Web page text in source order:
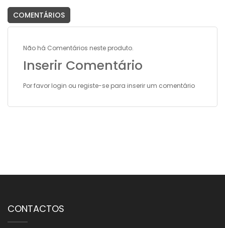
COMENTÁRIOS
Não há Comentários neste produto.
Inserir Comentário
Por favor login ou registe-se para inserir um comentário
CONTACTOS